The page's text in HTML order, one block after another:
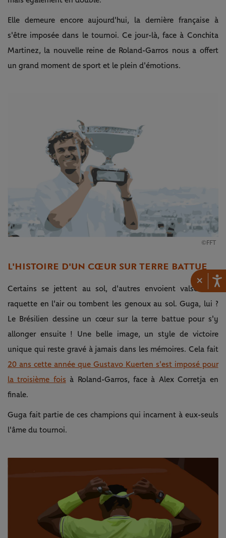
×
Elle demeure encore aujourd'hui, la dernière française à
s'être imposée dans le tournoi. Ce jour-là, face à Conchita
Martinez, la nouvelle reine de Roland-Garros nous a offert
un grand moment de sport et le plein d'émotions.
©FFT
L'HISTOIRE D'UN CŒUR SUR TERRE BATTUE
Certains se jettent au sol, d'autres envoient valser leur
raquette en l'air ou tombent les genoux au sol. Guga, lui ?
Le Brésilien dessine un cœur sur la terre battue pour s'y
allonger ensuite ! Une belle image, un style de victoire
unique qui reste gravé à jamais dans les mémoires. Cela fait
20 ans cette année que Gustavo Kuerten s'est imposé pour
la troisième fois à Roland-Garros, face à Alex Corretja en
finale.
Guga fait partie de ces champions qui incarnent à eux-seuls
l'âme du tournoi.